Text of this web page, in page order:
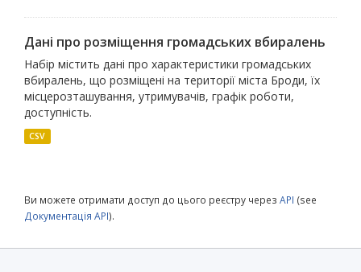
Дані про розміщення громадських вбиралень
Набір містить дані про характеристики громадських
вбиралень, що розміщені на території міста Броди, їх
місцерозташування, утримувачів, графік роботи,
доступність.
CSV
Ви можете отримати доступ до цього реєстру через API (see
Документація API).